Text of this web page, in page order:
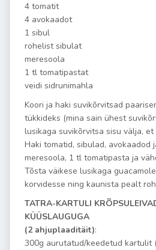
4 tomatit
4 avokaadot
1 sibul
rohelist sibulat
meresoola
1 tl tomatipastat
veidi sidrunimahla
Koori ja haki suvikõrvitsad
tükkideks (mina sain ühest
lusikaga suvikõrvitsa sisu välja, et
Haki tomatid, sibulad, avokaadod
meresoola, 1 tl tomatipasta ja
Tõsta väikese lusikaga
korvidesse ning kaunista pealt
TATRA-KARTULI
KÜÜSLAUGUGA
(2 ahjuplaaditäit):
300g aurutatud/keedetud kartulit